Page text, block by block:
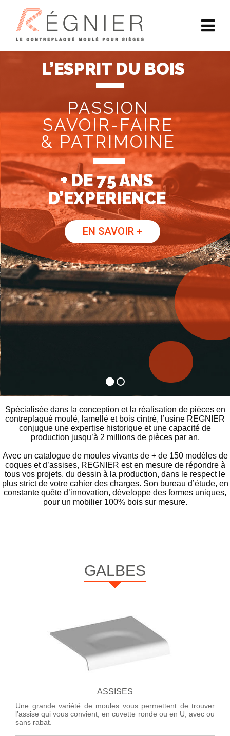
L’ESPRIT DU BOIS
PASSION
SAVOIR-FAIRE
& PATRIMOINE
+ DE 75 ANS
D’EXPERIENCE
EN SAVOIR +
Spécialisée dans la conception et la réalisation de pièces en
contreplaqué moulé, lamellé et bois cintré, l’usine REGNIER
conjugue une expertise historique et une capacité de
production jusqu’à 2 millions de pièces par an.
Avec un catalogue de moules vivants de + de 150 modèles de
coques et d’assises, REGNIER est en mesure de répondre à
tous vos projets, du dessin à la production, dans le respect le
plus strict de votre cahier des charges. Son bureau d’étude, en
constante quête d’innovation, développe des formes uniques,
pour un mobilier 100% bois sur mesure.
GALBES
ASSISES
Une grande variété de moules vous permettent de trouver
l’assise qui vous convient, en cuvette ronde ou en U, avec ou
sans rabat.